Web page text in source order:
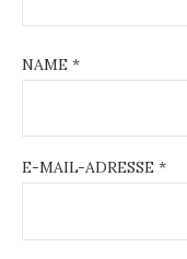
NAME *
E-MAIL-ADRESSE *